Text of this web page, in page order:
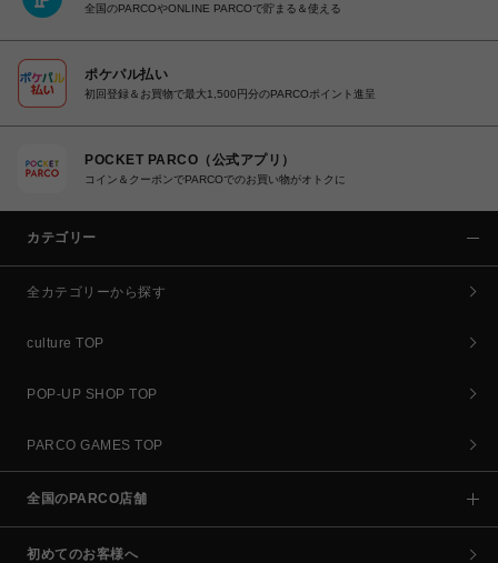
全国のPARCOやONLINE PARCOで貯まる＆使える
ポケパル払い
初回登録＆お買物で最大1,500円分のPARCOポイント進呈
POCKET PARCO（公式アプリ）
コイン＆クーポンでPARCOでのお買い物がオトクに
カテゴリー
全カテゴリーから探す
culture TOP
POP-UP SHOP TOP
PARCO GAMES TOP
全国のPARCO店舗
初めてのお客様へ